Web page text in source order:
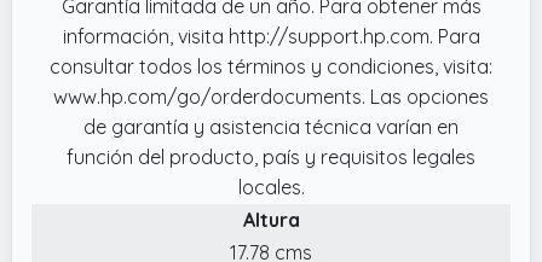
fácilmente desde tu móvil, tablet u
ordenador con la app HP Smart
✔️ Comodidad con Instant Ink: Compatible
con HP Instant Ink, el servicio de reposición
automática de tinta que envía los cartuchos
directamente a tu casa
✔️ Panel intuitivo y alimentador ADF: Panel de
control LCD con botones y alimentador
Garantía limitada de un año. Para obtener más
información, visita http://support.hp.com. Para
consultar todos los términos y condiciones, visita:
www.hp.com/go/orderdocuments. Las opciones
de garantía y asistencia técnica varían en
función del producto, país y requisitos legales
locales.
Altura
17.78 cms